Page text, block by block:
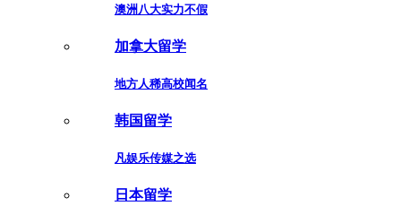
澳洲八大实力不假
加拿大留学
地方人稀高校闻名
韩国留学
凡娱乐传媒之选
日本留学